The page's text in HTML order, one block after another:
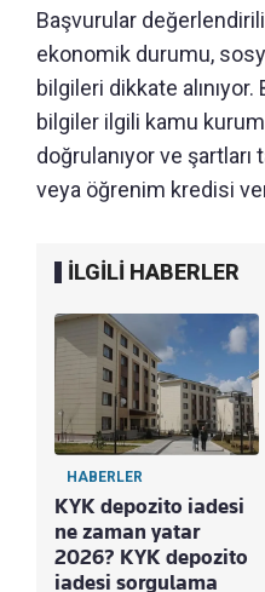
Başvurular
ekonomik durumu,
bilgileri dikkate
bilgiler ilgili kamu
doğrulanıyor ve
veya öğrenim kredisi
İLGİLİ HABERLER
HABERLER
KYK depozito iadesi
ne zaman yatar
2026? KYK depozito
iadesi sorgulama